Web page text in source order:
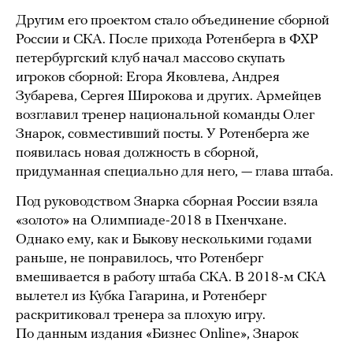
Другим его проектом стало объединение сборной
России и СКА. После прихода Ротенберга в ФХР
петербургский клуб начал массово скупать
игроков сборной: Егора Яковлева, Андрея
Зубарева, Сергея Широкова и других. Армейцев
возглавил тренер национальной команды Олег
Знарок, совместивший посты. У Ротенберга же
появилась новая должность в сборной,
придуманная специально для него, — глава штаба.
Под руководством Знарка сборная России взяла
«золото» на Олимпиаде-2018 в Пхенчхане.
Однако ему, как и Быкову несколькими годами
раньше, не понравилось, что Ротенберг
вмешивается в работу штаба СКА. В 2018-м СКА
вылетел из Кубка Гагарина, и Ротенберг
раскритиковал тренера за плохую игру.
По данным издания «Бизнес Online», Знарок